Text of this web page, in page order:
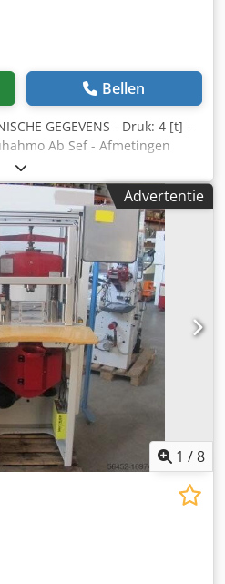
Bellen
GEGEVENS - Druk: 4 [t] -
Ab Sef - Afmetingen
- Vast persframe - Gat Ø in
50 - 150 [c/min] - Verstelbare
27 [mm] - Max. hoogte voor
tussen kolommen:
in naslijpsel: 30 [mm] - Max.
1,5 / 2 [mm] - Spanning:
4,5 [kW] -
x 1650 [mm] - Gewicht: 500
Advertentie
1 /8